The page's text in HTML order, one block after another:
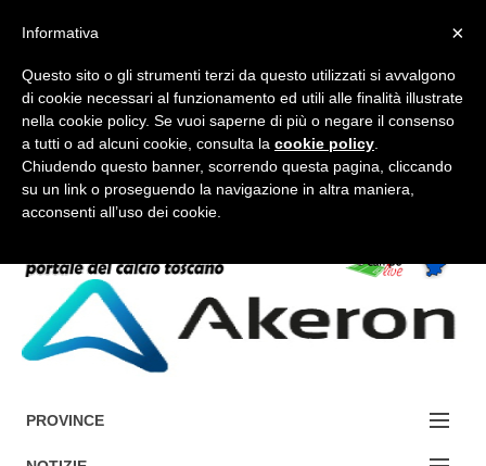
FORUM-ACCEDI
Accedi / Registrati
PROVINCE
EDIZIONE:
×
Informativa
Questo sito o gli strumenti terzi da questo utilizzati si avvalgono
di cookie necessari al funzionamento ed utili alle finalità illustrate
nella cookie policy. Se vuoi saperne di più o negare il consenso
a tutti o ad alcuni cookie, consulta la cookie policy
Chiudendo questo banner, scorrendo questa pagina, cliccando
su un link o proseguendo la navigazione in altra maniera,
acconsenti all’uso dei cookie.